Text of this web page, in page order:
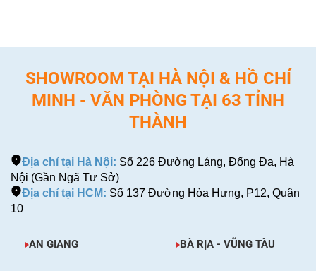
SHOWROOM TẠI HÀ NỘI & HỒ CHÍ
MINH - VĂN PHÒNG TẠI 63 TỈNH
THÀNH
Địa chỉ tại Hà Nội: Số 226 Đường Láng, Đống Đa, Hà
Nội (Gần Ngã Tư Sở)
Địa chỉ tại HCM: Số 137 Đường Hòa Hưng, P12, Quận
10
AN GIANG BÀ RỊA - VŨNG TÀU